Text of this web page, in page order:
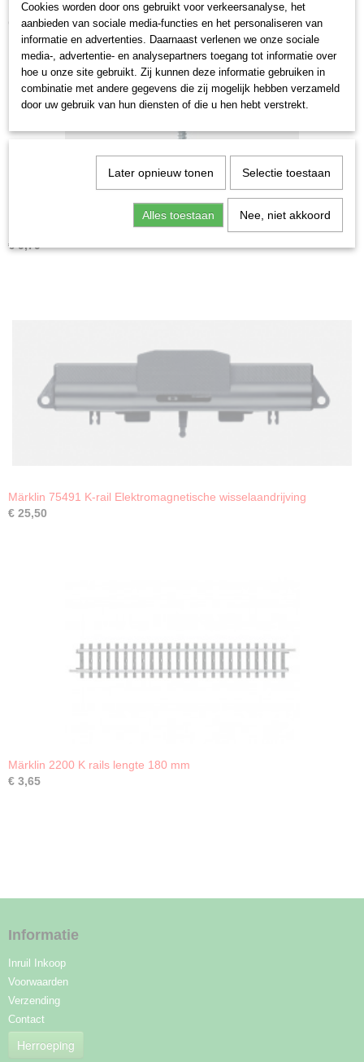
Ook interessant
Märklin 7599 Railschroeven met verzonken kop 200 stuks
€ 9,79
Märklin 75491 K-rail Elektromagnetische wisselaandrijving
€ 25,50
Märklin 2200 K rails lengte 180 mm
€ 3,65
Informatie
Inruil Inkoop
Voorwaarden
Verzending
Contact
Herroeping
Cookies worden door ons gebruikt voor verkeersanalyse, het
aanbieden van sociale media-functies en het personaliseren van
informatie en advertenties. Daarnaast verlenen we onze sociale
media-, advertentie- en analysepartners toegang tot informatie over
hoe u onze site gebruikt. Zij kunnen deze informatie gebruiken in
combinatie met andere gegevens die zij mogelijk hebben verzameld
door uw gebruik van hun diensten of die u hen hebt verstrekt.
Later opnieuw tonen Selectie toestaan
Alles toestaan Nee, niet akkoord